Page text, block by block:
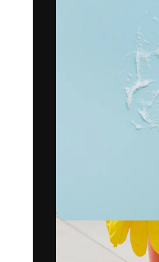
La plateforme
vos meilleurs
d’abonnés :
Français
Copyright © 2010-